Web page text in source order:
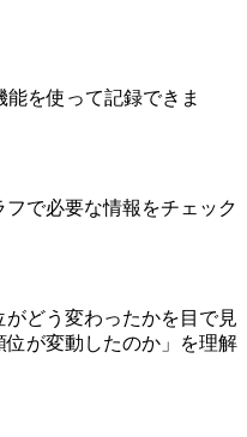
能を使って記録できま
で必要な情報をチェック
どう変わったかを目で見
が変動したのか」を理解